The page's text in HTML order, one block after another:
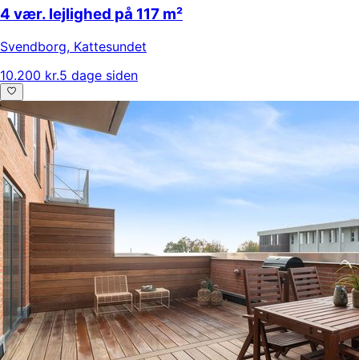
4 vær. lejlighed på 117 m²
Svendborg, Kattesundet
10.200 kr.5 dage siden